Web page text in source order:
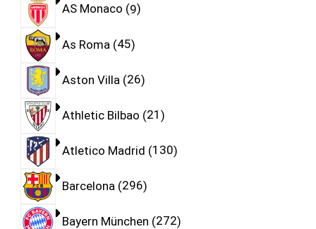
AS Monaco 9
As Roma 45
Aston Villa 26
Athletic Bilbao 21
Atletico Madrid 130
Barcelona 296
Bayern München 272